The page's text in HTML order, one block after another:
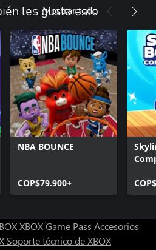
les gusta esto
Mostrar todo
NBA BOUNCE
COP$79.900+
XBOX Game Pass Accesorios
Soporte técnico de XBOX